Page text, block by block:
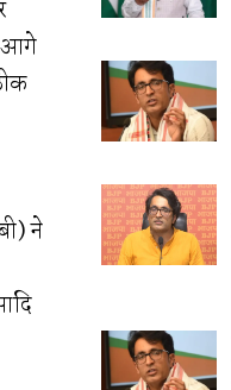
आगे
ने